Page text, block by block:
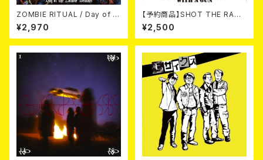
ZOMBIE RITUAL / Day of th
e Zombie Demons
¥2,970
【予約商品】SHOT THE RADI
O WITH A GUN / SOUND RI
OT (CD)【8月８日発売】
¥2,500